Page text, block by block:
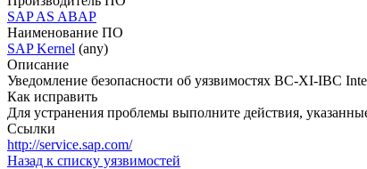
SAP AS ABAP
Наименование ПО
SAP Kernel (any)
Описание
Уведомление безопасности об уязвимостях BC-XI-IBC
Как исправить
Для устранения проблемы выполните действия,
Ссылки
http://service.sap.com/
Назад к списку уязвимостей